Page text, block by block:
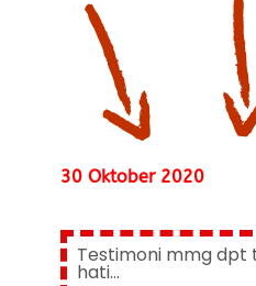
30 Oktober 2020
Testimoni mmg dpt
hati...